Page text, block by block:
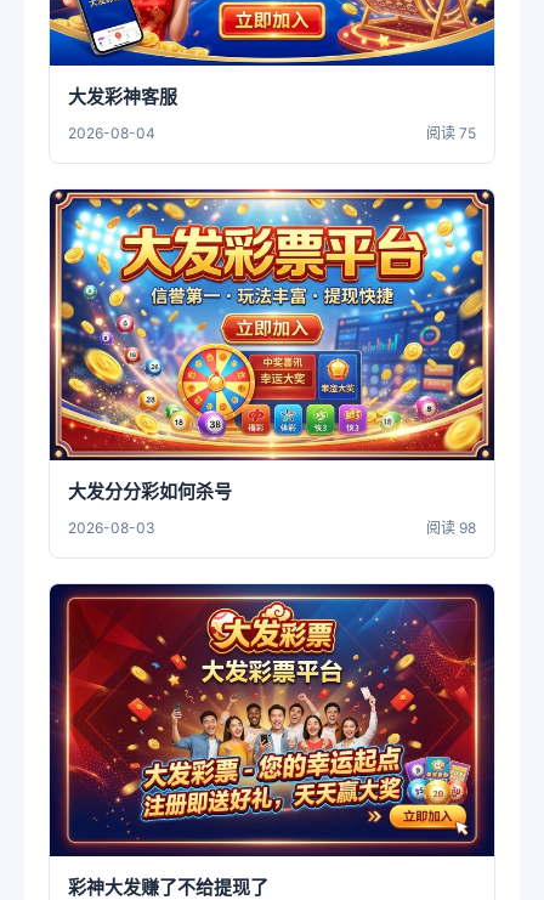
大发彩神客服
2026-08-04 阅读 75
大发分分彩如何杀号
2026-08-03 阅读 98
彩神大发赚了不给提现了